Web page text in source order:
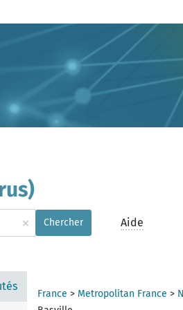
× Chercher Aide
France > Metropolitan France >